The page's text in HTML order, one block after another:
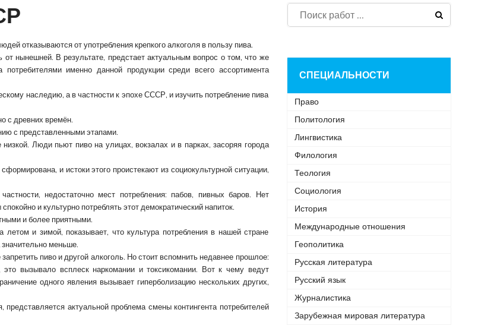
отказываются от употребления крепкого алкоголя в пользу пива.
нынешней. В результате, предстает актуальным вопрос о том, что же
именно данной продукции среди всего ассортимента
наследию, а в частности к эпохе СССР, и изучить потребление пива
с древних времён.
с представленными этапами.
Люди пьют пиво на улицах, вокзалах и в парках, засоряя города
и истоки этого проистекают из социокультурной ситуации,
недостаточно мест потребления: пабов, пивных баров. Нет
и культурно потреблять этот демократический напиток.
и более приятными.
и зимой, показывает, что культура потребления в нашей стране
меньше.
пиво и другой алкоголь. Но стоит вспомнить недавнее прошлое:
вызывало всплеск наркомании и токсикомании. Вот к чему ведут
одного явления вызывает гиперболизацию нескольких других,
актуальной проблема смены контингента потребителей
СПЕЦИАЛЬНОСТИ
Право
Политология
Лингвистика
Филология
Теология
Социология
История
Международные отношения
Геополитика
Русская литература
Русский язык
Журналистика
Зарубежная мировая литература